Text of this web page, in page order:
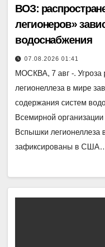
ВОЗ:
легионеров»
водоснабжения
07.08.2026 01:41
МОСКВА, 7 авг -. Угроза
легионеллеза в мире
содержания систем
Всемирной
Вспышки легионеллеза
зафиксированы в